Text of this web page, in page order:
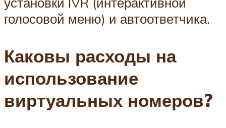
голосовой меню) и автоответчика.
Каковы расходы на
использование
виртуальных номеров?